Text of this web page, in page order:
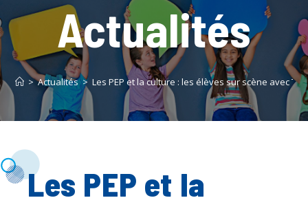
Actualités
> Actualités > Les PEP et la culture : les élèves sur scène avec
Les PEP et la